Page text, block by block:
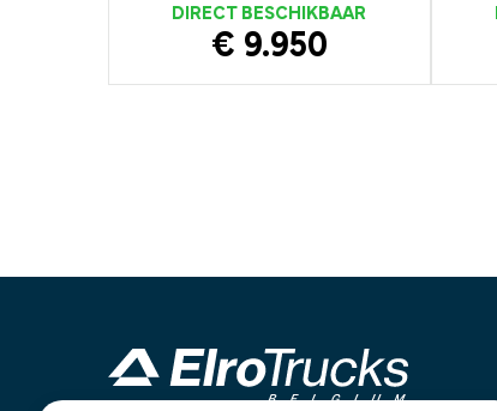
DIRECT BESCHIKBAAR
€ 9.950